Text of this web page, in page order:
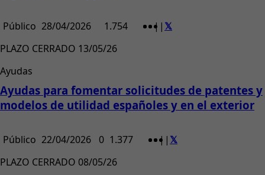
Público 28/04/2026 1.754 | |
PLAZO CERRADO 13/05/26
Ayudas
Ayudas para fomentar solicitudes de patentes y
modelos de utilidad españoles y en el exterior
Público 22/04/2026 0 1.377 | |
PLAZO CERRADO 08/05/26